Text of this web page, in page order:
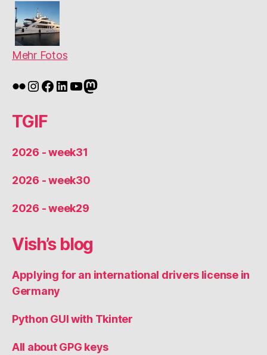
Mehr Fotos
Flickr
Instagram
Facebook
LinkedIn
YouTube
Mastodon
TGIF
2026 - week31
2026 - week30
2026 - week29
Vish’s blog
Applying for an international drivers license in
Germany
Python GUI with Tkinter
All about GPG keys